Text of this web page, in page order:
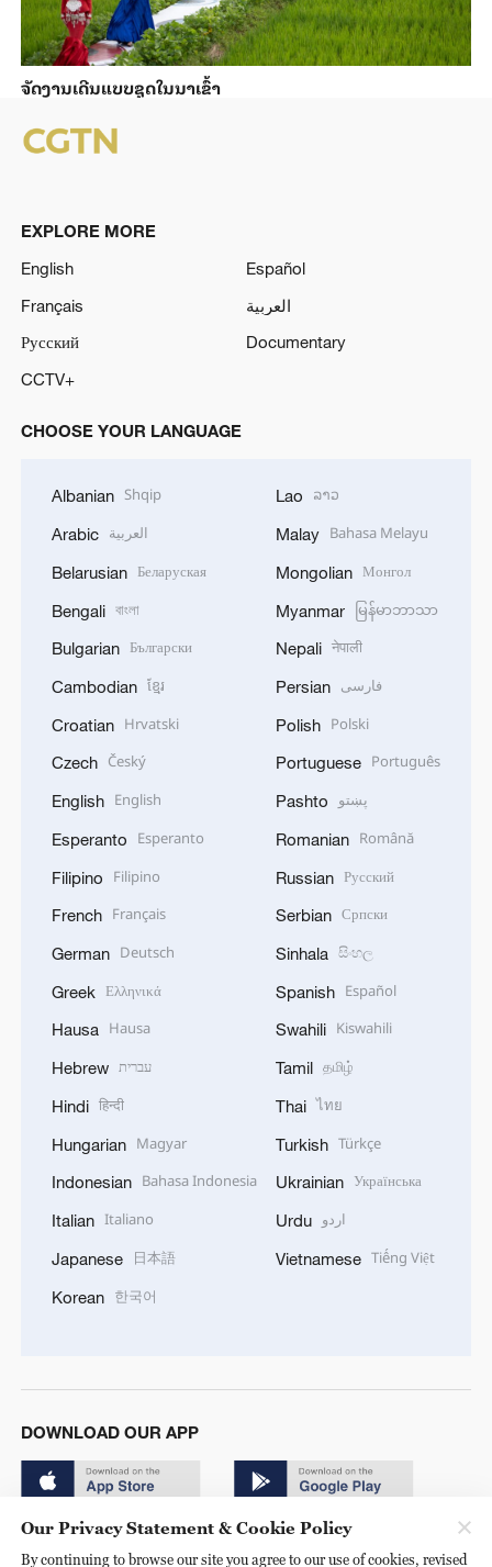
ຈັດງານເດີນແບບຊຸດໃນນາເຂົ້າ
EXPLORE MORE
English
Español
Français
العربية
Русский
Documentary
CCTV+
CHOOSE YOUR LANGUAGE
Albanian Shqip
Arabic العربية
Belarusian Беларуская
Bengali বাংলা
Bulgarian Български
Cambodian ខ្មែរ
Croatian Hrvatski
Czech Český
English English
Esperanto Esperanto
Filipino Filipino
French Français
German Deutsch
Greek Ελληνικά
Hausa Hausa
Hebrew עברית
Hindi हिन्दी
Hungarian Magyar
Indonesian Bahasa Indonesia
Italian Italiano
Japanese 日本語
Korean 한국어
Lao ລາວ
Malay Bahasa Melayu
Mongolian Монгол
Myanmar မြန်မာဘာသာ
Nepali नेपाली
Persian فارسی
Polish Polski
Portuguese Português
Pashto پښتو
Romanian Română
Russian Русский
Serbian Српски
Sinhala සිංහල
Spanish Español
Swahili Kiswahili
Tamil தமிழ்
Thai ไทย
Turkish Türkçe
Ukrainian Українська
Urdu اردو
Vietnamese Tiếng Việt
DOWNLOAD OUR APP
Our Privacy Statement & Cookie Policy
By continuing to browse our site you agree to our use of cookies, revised